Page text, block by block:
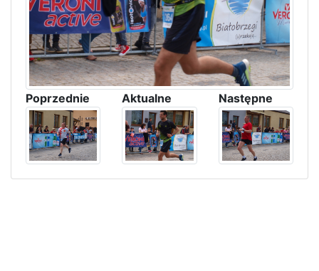
Poprzednie Aktualne Następne